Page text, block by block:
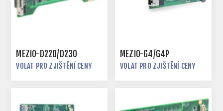
MEZIO-D220/D230
VOLAT PRO ZJIŠTĚNÍ CENY
MEZIO-G4/G4P
VOLAT PRO ZJIŠTĚNÍ CENY